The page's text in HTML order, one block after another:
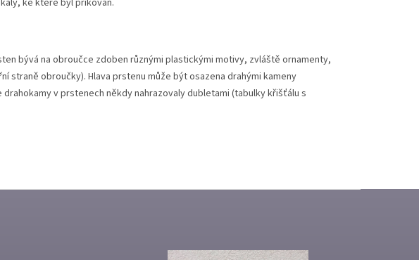
bývá na obroučce zdoben různými plastickými motivy, zvláště ornamenty,
obroučky). Hlava prstenu může být osazena drahými kameny
v prstenech někdy nahrazovaly dubletami (tabulky křišťálu s